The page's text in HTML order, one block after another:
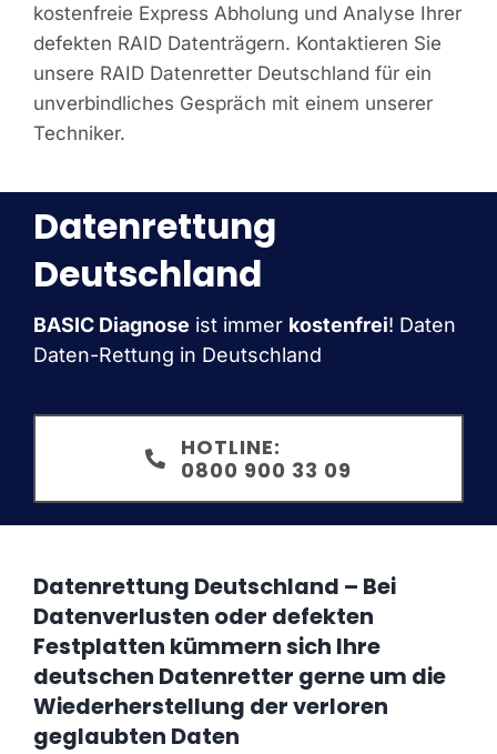
kostenfreie Express Abholung und Analyse Ihrer
defekten RAID Datenträgern. Kontaktieren Sie
unsere RAID Datenretter Deutschland für ein
unverbindliches Gespräch mit einem unserer
Techniker.
Datenrettung
Deutschland
BASIC Diagnose ist immer kostenfrei! Daten
Daten-Rettung in Deutschland
HOTLINE:
0800 900 33 09
Datenrettung Deutschland – Bei
Datenverlusten oder defekten
Festplatten kümmern sich Ihre
deutschen Datenretter gerne um die
Wiederherstellung der verloren
geglaubten Daten